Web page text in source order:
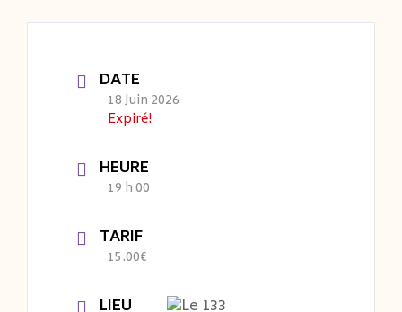
DATE
18 Juin 2026
Expiré!
HEURE
19 h 00
TARIF
15.00€
LIEU